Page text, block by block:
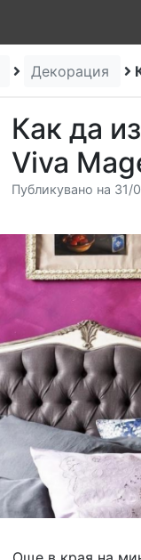
Декорация
Как да
Viva
Публикувано на